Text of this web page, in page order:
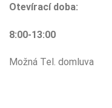
Otevírací doba:
8:00-13:00
Možná Tel. domluva